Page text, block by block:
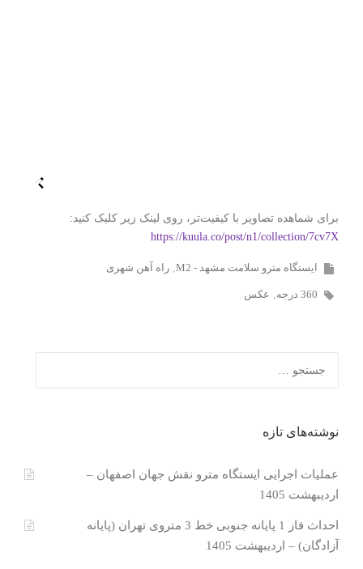
برای شماهده تصاویر با کیفیت‌تر، روی لینک زیر کلیک کنید:
https://kuula.co/post/n1/collection/7cv7X
ایستگاه مترو سلامت مشهد - M2 راه آهن شهری
360 درجه عکس
برای:
نوشته‌های تازه
عملیات اجرایی ایستگاه مترو نقش جهان اصفهان –
اردیبهشت 1405
احداث فاز 1 پایانه جنوبی خط 3 متروی تهران (پایانه
آزادگان) – اردیبهشت 1405